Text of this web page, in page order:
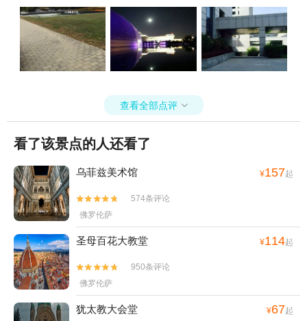
平宁的壮美日落。此时此刻，真的很希望和最爱的人一起坐在台阶
上，与素不相识的人们一起，在音乐的环绕中，望着暮光中古城里的
一片恬静，静静地感受生命中的美好。
查看全部点评 
看了该景点的人还看了
乌菲兹美术馆 ¥157起


574条评论
佛罗伦萨
圣母百花大教堂 ¥114起


950条评论
佛罗伦萨
犹太教大会堂 ¥67起